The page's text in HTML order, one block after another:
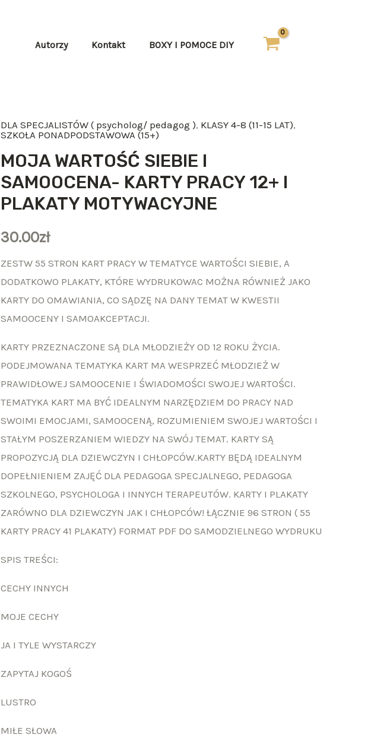
Autorzy Kontakt BOXY I POMOCE DIY
DLA SPECJALISTÓW ( psycholog/ pedagog ), KLASY 4-8 (11-15 LAT),
SZKOŁA PONADPODSTAWOWA (15+)
MOJA WARTOŚĆ SIEBIE I
SAMOOCENA- KARTY PRACY 12+ I
PLAKATY MOTYWACYJNE
30.00zł
ZESTW 55 STRON KART PRACY W TEMATYCE WARTOŚCI SIEBIE, A
DODATKOWO PLAKATY, KTÓRE WYDRUKOWAC MOŻNA RÓWNIEŻ JAKO
KARTY DO OMAWIANIA, CO SĄDZĘ NA DANY TEMAT W KWESTII
SAMOOCENY I SAMOAKCEPTACJI.
KARTY PRZEZNACZONE SĄ DLA MŁODZIEŻY OD 12 ROKU ŻYCIA.
PODEJMOWANA TEMATYKA KART MA WESPRZEĆ MŁODZIEŻ W
PRAWIDŁOWEJ SAMOOCENIE I ŚWIADOMOŚCI SWOJEJ WARTOŚCI.
TEMATYKA KART MA BYĆ IDEALNYM NARZĘDZIEM DO PRACY NAD
SWOIMI EMOCJAMI, SAMOOCENĄ, ROZUMIENIEM SWOJEJ WARTOŚCI I
STAŁYM POSZERZANIEM WIEDZY NA SWÓJ TEMAT. KARTY SĄ
PROPOZYCJĄ DLA DZIEWCZYN I CHŁOPCÓW.KARTY BĘDĄ IDEALNYM
DOPEŁNIENIEM ZAJĘĆ DLA PEDAGOGA SPECJALNEGO, PEDAGOGA
SZKOLNEGO, PSYCHOLOGA I INNYCH TERAPEUTÓW. KARTY I PLAKATY
ZARÓWNO DLA DZIEWCZYN JAK I CHŁOPCÓW! ŁĄCZNIE 96 STRON ( 55
KARTY PRACY 41 PLAKATY) FORMAT PDF DO SAMODZIELNEGO WYDRUKU
SPIS TREŚCI:
CECHY INNYCH
MOJE CECHY
JA I TYLE WYSTARCZY
ZAPYTAJ KOGOŚ
LUSTRO
MIŁE SŁOWA
ilość
WARTOŚĆ
SIEBIE
KARTY